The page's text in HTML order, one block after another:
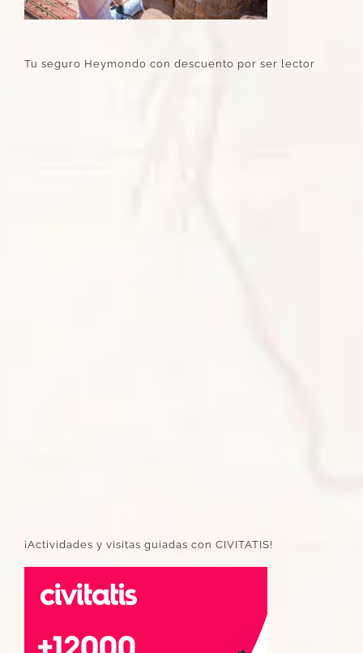
Tu seguro Heymondo con descuento por ser lector
¡Actividades y visitas guiadas con CIVITATIS!